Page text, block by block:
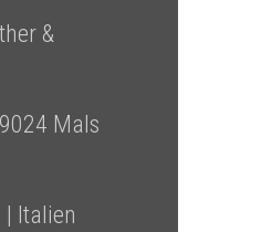
&
Mals
Italien